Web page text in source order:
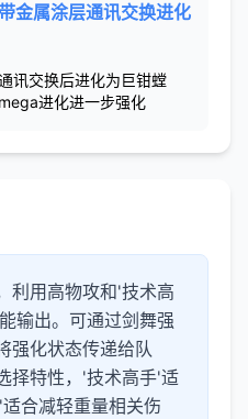
金属涂层通讯交换进化
讯交换后进化为巨钳螳
进化进一步强化
利用高物攻和'技术高
输出。可通过剑舞强
强化状态传递给队
择特性，'技术高手'适
合减轻重量相关伤